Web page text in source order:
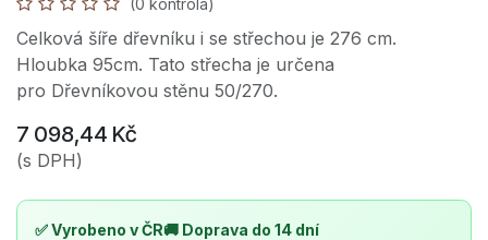
Celková šíře dřevníku i se střechou je 276 cm.
Hloubka 95cm. Tato střecha je určena
pro Dřevníkovou stěnu 50/270.
7 098,44 Kč
(s DPH)
✅ Vyrobeno v ČR🚚 Doprava do 14 dní